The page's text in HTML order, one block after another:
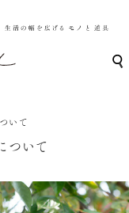
いて
ついて